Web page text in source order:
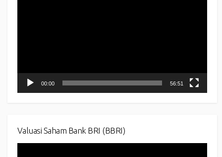
00:00 56:51
Valuasi Saham Bank BRI (BBRI)